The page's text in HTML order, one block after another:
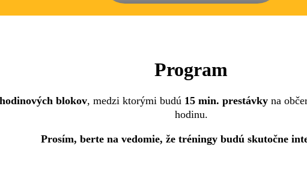
Program
blokov, medzi ktorými budú 15 min. prestávkyna
hodinu.
Prosím, berte na vedomie, že tréningy budú skutočne